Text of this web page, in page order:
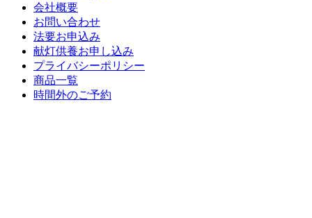
会社概要
お問い合わせ
法要お申込み
献灯供養お申し込み
プライバシーポリシー
商品一覧
時間外のご予約